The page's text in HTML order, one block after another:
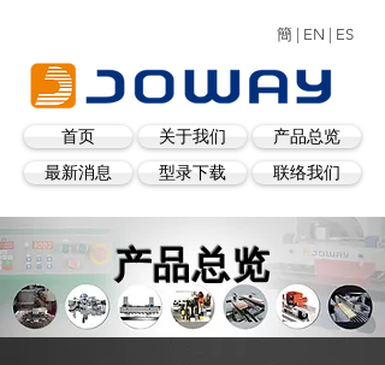
簡 | EN | ES
首页 关于我们
产品总览
最新消息
型录下载 联络我们
产品总览